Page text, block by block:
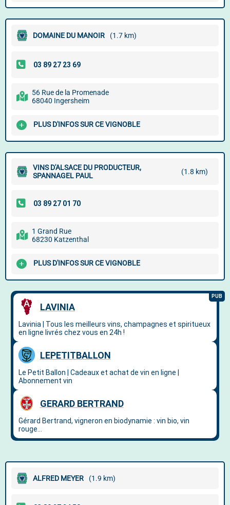
DOMAINE DU MANOIR (1.7 km)
56 Rue de la Promenade
68040 Ingersheim
PLUS D'INFOS SUR CE VIGNOBLE
VINS D'ALSACE DU PRODUCTEUR,
SPANNAGEL PAUL
(1.8 km)
1 Grand Rue
68230 Katzenthal
PLUS D'INFOS SUR CE VIGNOBLE
ALFRED MEYER (1.9 km)